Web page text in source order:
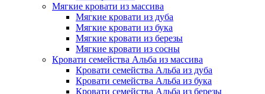
Мягкие кровати из массива
Мягкие кровати из дуба
Мягкие кровати из бука
Мягкие кровати из березы
Мягкие кровати из сосны
Кровати семейства Альба из массива
Кровати семейства Альба из дуба
Кровати семейства Альба из бука
Кровати семейства Альба из березы